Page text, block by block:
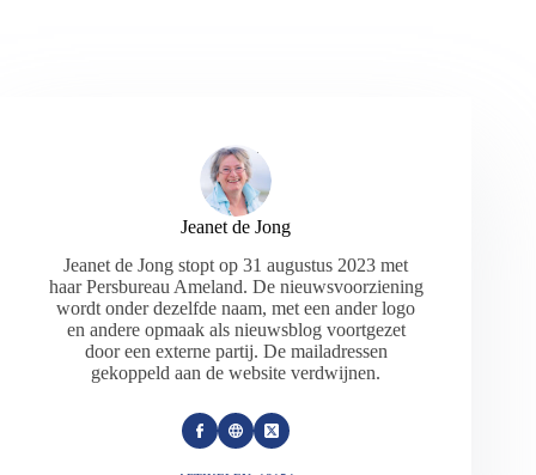
Jeanet de Jong
Jeanet de Jong stopt op 31 augustus 2023 met
haar Persbureau Ameland. De nieuwsvoorziening
wordt onder dezelfde naam, met een ander logo
en andere opmaak als nieuwsblog voortgezet
door een externe partij. De mailadressen
gekoppeld aan de website verdwijnen.